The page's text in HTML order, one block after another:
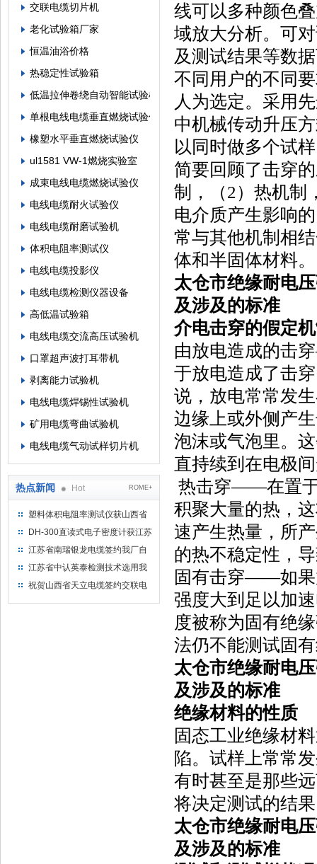
交联电缆切片机
老化试验箱厂家
恒温油浴价格
热稳定性试验箱
低温拉伸卷绕自动智能试验机
单根电线电缆垂直燃烧试验仪
橡塑水平垂直燃烧试验仪
ul1581 VW-1燃烧实验室
成束电线电缆燃烧试验仪
电线电缆耐火试验仪
电线电缆耐磨试验机
体积电阻率测试仪
电线电缆投影仪
电线电缆检测仪器设备
高低温试验箱
电线电缆交流高压试验机
口罩超声波打耳带机
剥离能力试验机
电线电缆焊锡性试验机
矿用电缆弯曲试验机
电线电缆气动试样切片机
热点新闻 Hot ROME+
塑料体积电阻率测试仪获山西省
水利机械厂选用
DH-300直读式电子密度计获江苏
省苏州市安信塑业选用
江苏省南瑞银龙电缆签约我厂自
然换气老化箱等电缆检测设备
江苏省中认英泰检测技术选用我
厂自然换气老化试验箱
祝贺山西省天立电缆签约交联电
线可以多种颜色
域放大分析。可
及测试结果等数
不同用户的不同
人为选定。采用
中机械传动升压
以同时做多个试
简要回顾了击穿
制，（2）热机制
电介质产生影响
常与其他机制相
体和半固体材料。
太仓市绝缘耐电
及涉及的标准
介电击穿的假定
由放电造成的击
于放电造成了击
说，放电常常发
边缘上或外侧产
泡沫或气泡里。
直持续到在电极
热击穿——在置于
积聚大量的热，
速产生热量，所
的热不稳定性，
固有击穿——如果
强度大到足以加
度被称为固有绝
法仍不能测试固
太仓市绝缘耐电
及涉及的标准
绝缘材料的性质
固态工业绝缘材
陷。试样上常常
有时甚至是那些
将决定测试的结
太仓市绝缘耐电
及涉及的标准